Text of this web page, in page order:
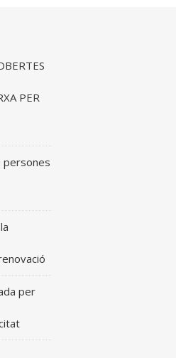
PER
persones
per